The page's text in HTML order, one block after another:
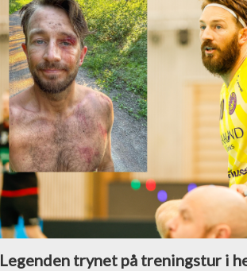
Legenden trynet på treningstur i